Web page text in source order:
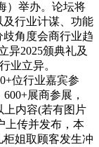
）举办。论坛将
及行业计谋、功能
角度会商行业趋
异2025颁典礼及
业立异。
位行业嘉宾参
展商参展，
上内容(若有图片
上传并发布，本
姐取顾客发生冲